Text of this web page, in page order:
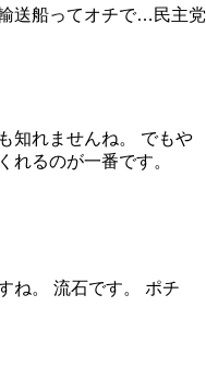
送船ってオチで…民主党
知れませんね。 でもや
れるのが一番です。
ね。 流石です。 ポチ